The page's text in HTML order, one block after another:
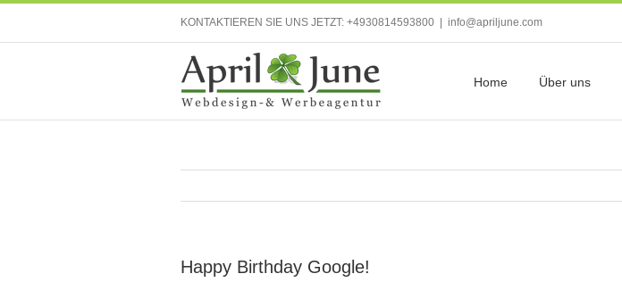
KONTAKTIEREN SIE UNS JETZT: +4930814593800 info@apriljune.com
Home Über uns
Happy Birthday Google!